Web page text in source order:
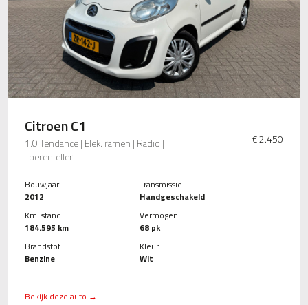
Citroen C1
1.0 Tendance | Elek. ramen | Radio |
Toerenteller
€ 2.450
Bouwjaar
2012
Km. stand
184.595 km
Brandstof
Benzine
Transmissie
Handgeschakeld
Vermogen
68 pk
Kleur
Wit
Bekijk deze auto →